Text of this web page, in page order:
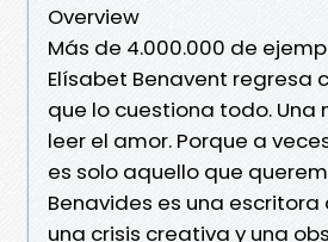
Overview
Más de 4.000.000 de
Elísabet Benavent regresa
que lo cuestiona todo. Una
leer el amor. Porque a
es solo aquello que
Benavides es una escritora
una crisis creativa y una